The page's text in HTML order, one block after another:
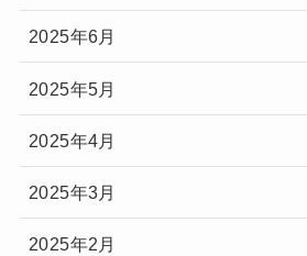
2025年6月
2025年5月
2025年4月
2025年3月
2025年2月